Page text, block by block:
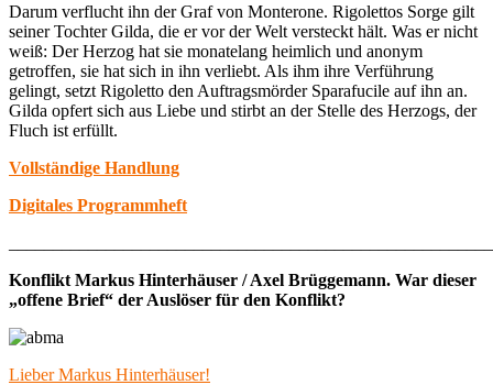
Darum verflucht ihn der Graf von Monterone. Rigolettos Sorge gilt
seiner Tochter Gilda, die er vor der Welt versteckt hält. Was er nicht
weiß: Der Herzog hat sie monatelang heimlich und anonym
getroffen, sie hat sich in ihn verliebt. Als ihm ihre Verführung
gelingt, setzt Rigoletto den Auftragsmörder Sparafucile auf ihn an.
Gilda opfert sich aus Liebe und stirbt an der Stelle des Herzogs, der
Fluch ist erfüllt.
Vollständige Handlung
Digitales Programmheft
Konflikt Markus Hinterhäuser / Axel Brüggemann. War dieser
„offene Brief“ der Auslöser für den Konflikt?
Lieber Markus Hinterhäuser!